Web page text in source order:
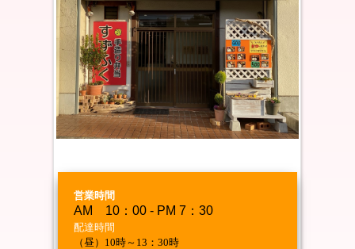
営業時間
AM 10：00 - PM 7：30
配達時間
（昼）10時～13：30時